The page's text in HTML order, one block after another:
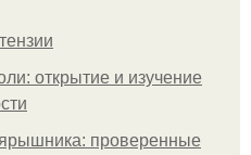
открытие и изучение
проверенные